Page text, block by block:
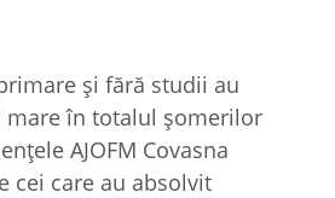
şi fără studii au
mare în totalul şomerilor
AJOFM Covasna
cei care au absolvit